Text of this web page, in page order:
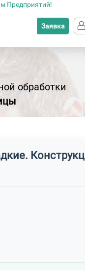
Предприятий!
Заявка
обработки